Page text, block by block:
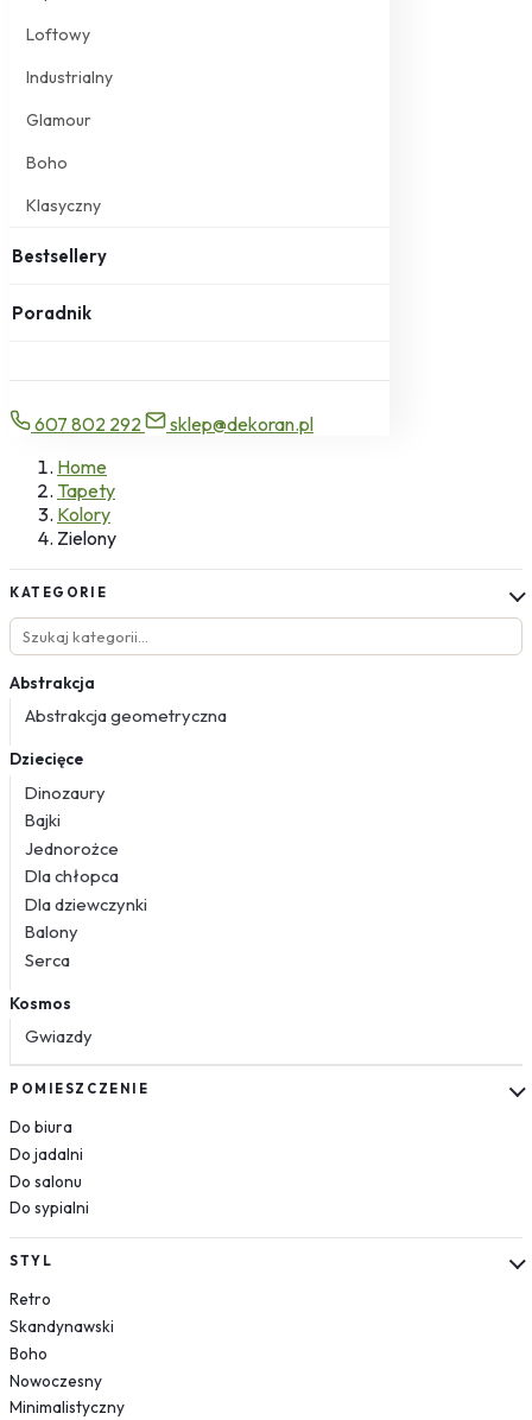
Loftowy
Industrialny
Glamour
Boho
Klasyczny
Bestsellery
Poradnik
607 802 292
sklep@dekoran.pl
Home
Tapety
Kolory
Zielony
KATEGORIE
Abstrakcja
Abstrakcja geometryczna
Dziecięce
Dinozaury
Bajki
Jednorożce
Dla chłopca
Dla dziewczynki
Balony
Serca
Kosmos
Gwiazdy
Kwiaty
Jedzenie
Pojazdy
Samochody
Samoloty
Helikoptery
Rośliny
Liście
Las
POMIESZCZENIE
Do biura
Do jadalni
Do salonu
Do sypialni
STYL
Retro
Skandynawski
Boho
Nowoczesny
Minimalistyczny